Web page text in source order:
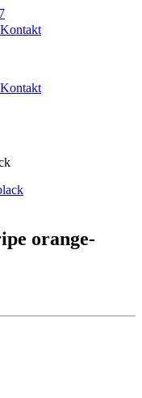
Kontakt
Kontakt
orange-